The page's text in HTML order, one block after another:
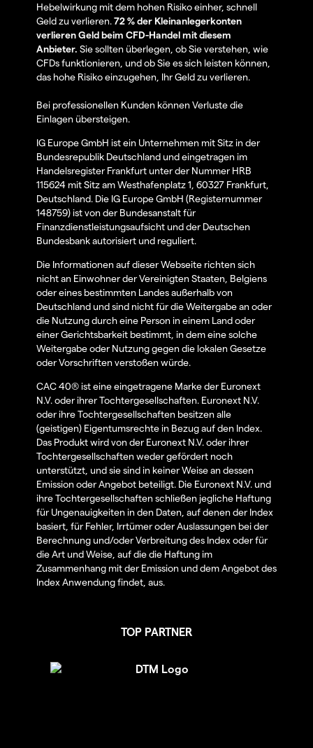
Hebelwirkung mit dem hohen Risiko einher, schnell
Geld zu verlieren.72 % der Kleinanlegerkonten
verlieren Geld beim CFD-Handel mit diesem
Anbieter. Sie sollten überlegen, ob Sie verstehen, wie
CFDs funktionieren, und ob Sie es sich leisten können,
das hohe Risiko einzugehen, Ihr Geld zu verlieren.
Bei professionellen Kunden können Verluste die
Einlagen übersteigen.
IG Europe GmbH ist ein Unternehmen mit Sitz in der
Bundesrepublik Deutschland und eingetragen im
Handelsregister Frankfurt unter der Nummer HRB
115624 mit Sitz am Westhafenplatz 1, 60327 Frankfurt,
Deutschland. Die IG Europe GmbH (Registernummer
148759) ist von der Bundesanstalt für
Finanzdienstleistungsaufsicht und der Deutschen
Bundesbank autorisiert und reguliert.
Die Informationen auf dieser Webseite richten sich
nicht an Einwohner der Vereinigten Staaten, Belgiens
oder eines bestimmten Landes außerhalb von
Deutschland und sind nicht für die Weitergabe an oder
die Nutzung durch eine Person in einem Land oder
einer Gerichtsbarkeit bestimmt, in dem eine solche
Weitergabe oder Nutzung gegen die lokalen Gesetze
oder Vorschriften verstoßen würde.
CAC 40® ist eine eingetragene Marke der Euronext
N.V. oder ihrer Tochtergesellschaften. Euronext N.V.
oder ihre Tochtergesellschaften besitzen alle
(geistigen) Eigentumsrechte in Bezug auf den Index.
Das Produkt wird von der Euronext N.V. oder ihrer
Tochtergesellschaften weder gefördert noch
unterstützt, und sie sind in keiner Weise an dessen
Emission oder Angebot beteiligt. Die Euronext N.V. und
ihre Tochtergesellschaften schließen jegliche Haftung
für Ungenauigkeiten in den Daten, auf denen der Index
basiert, für Fehler, Irrtümer oder Auslassungen bei der
Berechnung und/oder Verbreitung des Index oder für
die Art und Weise, auf die die Haftung im
Zusammenhang mit der Emission und dem Angebot des
Index Anwendung findet, aus.
TOP PARTNER